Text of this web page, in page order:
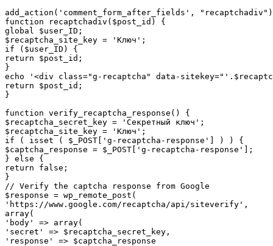
add_action('comment_form_after_fields',
function recaptchadiv($post_id) {
global $user_ID;
$recaptcha_site_key = 'Ключ';
if ($user_ID) {
return $post_id;
}
echo '<div class="g-recaptcha" data-
return $post_id;
}
function verify_recaptcha_response() {
$recaptcha_secret_key = 'Секретный ключ';
$recaptcha_site_key = 'Ключ';
if ( isset ( $_POST['g-recaptcha-response'] ) ) {
$captcha_response = $_POST['g-recaptcha-response'];
} else {
return false;
}
// Verify the captcha response from Google
$response = wp_remote_post(
'https://www.google.com/recaptcha/api/siteverify',
array(
'body' => array(
'secret' => $recaptcha_secret_key,
'response' => $captcha_response